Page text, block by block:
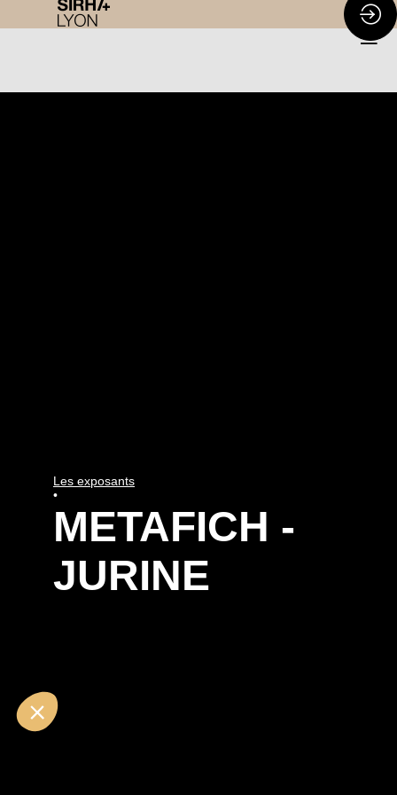
Les exposants
•
METAFICH -
JURINE